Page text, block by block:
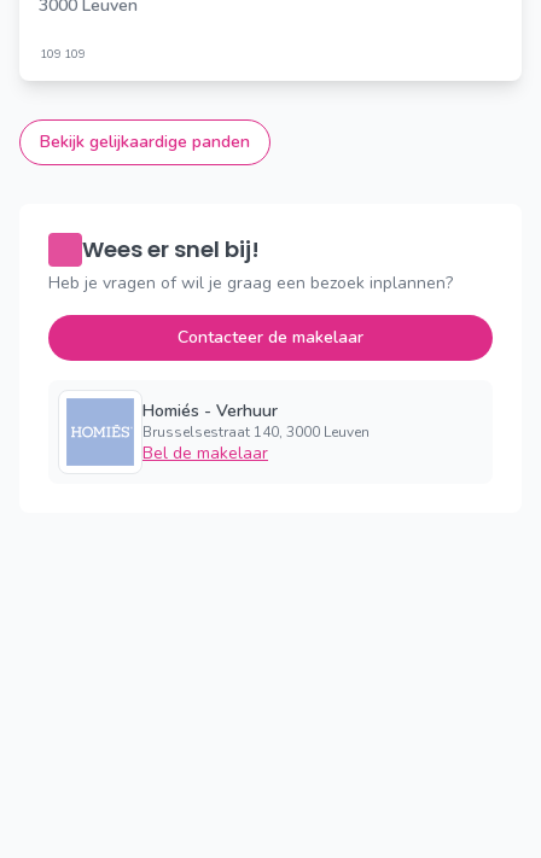
3000 Leuven
109 109
Bekijk gelijkaardige panden
Wees er snel bij!
Heb je vragen of wil je graag een bezoek inplannen?
Contacteer de makelaar
Homiés - Verhuur
Brusselsestraat 140, 3000 Leuven
Bel de makelaar